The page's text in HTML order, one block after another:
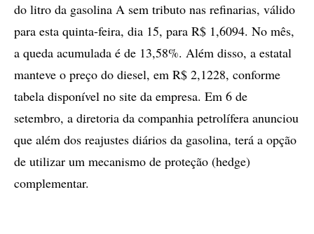
do litro da gasolina A sem tributo nas refinarias, válido
para esta quinta-feira, dia 15, para R$ 1,6094. No mês,
a queda acumulada é de 13,58%. Além disso, a estatal
manteve o preço do diesel, em R$ 2,1228, conforme
tabela disponível no site da empresa. Em 6 de
setembro, a diretoria da companhia petrolífera anunciou
que além dos reajustes diários da gasolina, terá a opção
de utilizar um mecanismo de proteção (hedge)
complementar.